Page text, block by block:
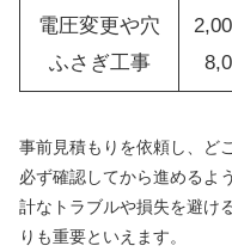
電圧変更や穴
ふさぎ工事
事前見積もりを依頼し、ど
必ず確認してから進めるよ
計なトラブルや損失を避け
りも重要といえます。